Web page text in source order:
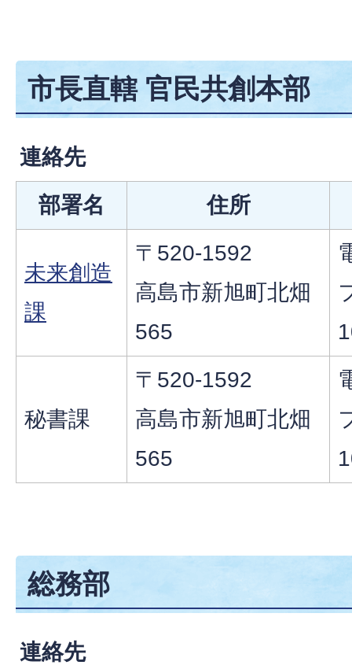
市長直轄 官民共創本部
連絡先
部署名
住所
未来創造
課
〒520-1592
高島市新旭町北畑
565
秘書課
〒520-1592
高島市新旭町北畑
565
総務部
連絡先